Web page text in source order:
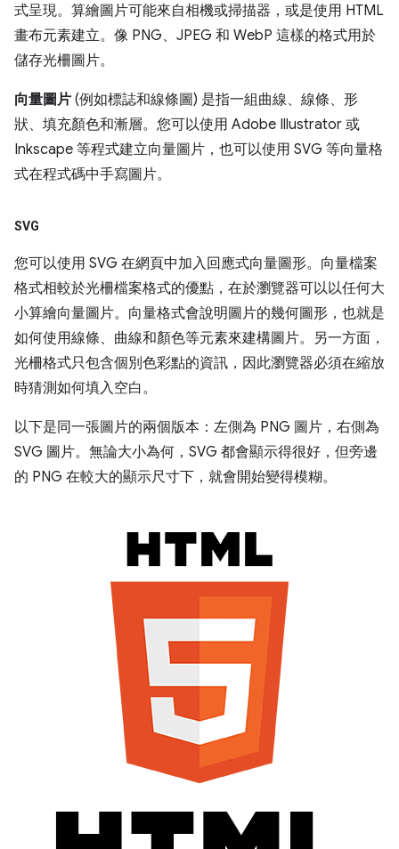
式呈現。算繪圖片可能來自相機或掃描器，或是使用 HTML
畫布元素建立。像 PNG、JPEG 和 WebP 這樣的格式用於
儲存光柵圖片。
向量圖片 (例如標誌和線條圖) 是指一組曲線、線條、形
狀、填充顏色和漸層。您可以使用 Adobe Illustrator 或
Inkscape 等程式建立向量圖片，也可以使用 SVG 等向量格
式在程式碼中手寫圖片。
SVG
您可以使用 SVG 在網頁中加入回應式向量圖形。向量檔案
格式相較於光柵檔案格式的優點，在於瀏覽器可以以任何大
小算繪向量圖片。向量格式會說明圖片的幾何圖形，也就是
如何使用線條、曲線和顏色等元素來建構圖片。另一方面，
光柵格式只包含個別色彩點的資訊，因此瀏覽器必須在縮放
時猜測如何填入空白。
以下是同一張圖片的兩個版本：左側為 PNG 圖片，右側為
SVG 圖片。無論大小為何，SVG 都會顯示得很好，但旁邊
的 PNG 在較大的顯示尺寸下，就會開始變得模糊。